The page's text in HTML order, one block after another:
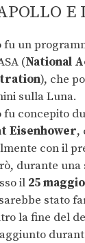
E
un
(National
), che
sulla Luna.
concepito
Eisenhower,
con il
durante una
il 25
stato
la fine del